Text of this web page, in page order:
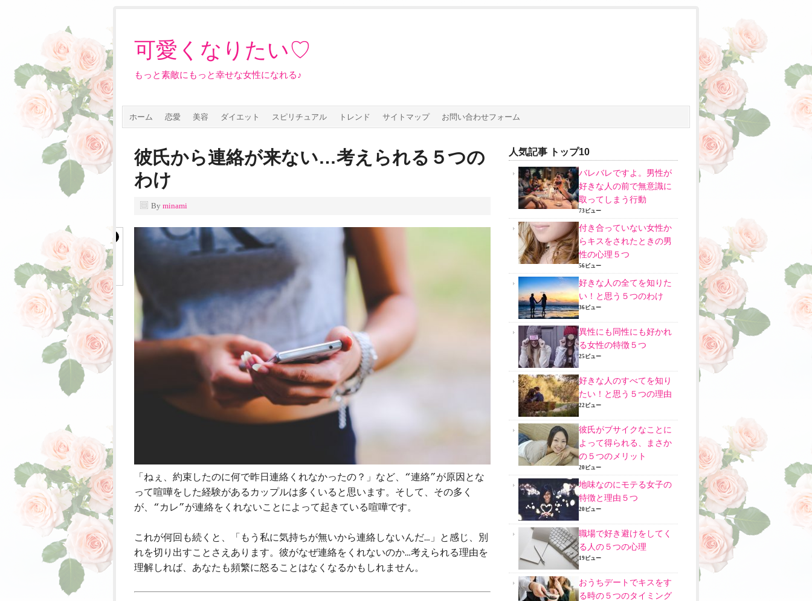
可愛くなりたい♡
もっと素敵にもっと幸せな女性になれる♪
ホーム 恋愛 美容 ダイエット スピリチュアル トレンド サイトマップ お問い合わせフォーム
彼氏から連絡が来ない…考えられる５つの
わけ
By minami
「ねぇ、約束したのに何で昨日連絡くれなかったの？」など、“連絡”が原因とな
って喧嘩をした経験があるカップルは多くいると思います。そして、その多く
が、“カレ”が連絡をくれないことによって起きている喧嘩です。
これが何回も続くと、「もう私に気持ちが無いから連絡しないんだ…」と感じ、別
れを切り出すことさえあります。彼がなぜ連絡をくれないのか…考えられる理由を
理解しれば、あなたも頻繁に怒ることはなくなるかもしれません。
人気記事 トップ10
バレバレですよ。男性が
好きな人の前で無意識に
取ってしまう行動
73ビュー
付き合っていない女性か
らキスをされたときの男
性の心理５つ
56ビュー
好きな人の全てを知りた
い！と思う５つのわけ
36ビュー
異性にも同性にも好かれ
る女性の特徴５つ
25ビュー
好きな人のすべてを知り
たい！と思う５つの理由
22ビュー
彼氏がブサイクなことに
よって得られる、まさか
の５つのメリット
20ビュー
地味なのにモテる女子の
特徴と理由５つ
20ビュー
職場で好き避けをしてく
る人の５つの心理
19ビュー
おうちデートでキスをす
る時の５つのタイミング